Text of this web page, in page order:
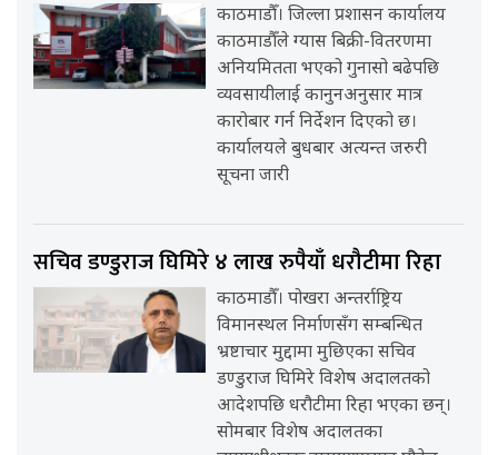
काठमाडौँ। जिल्ला प्रशासन कार्यालय
काठमाडौँले ग्यास बिक्री-वितरणमा
अनियमितता भएको गुनासो बढेपछि
व्यवसायीलाई कानुनअनुसार मात्र
कारोबार गर्न निर्देशन दिएको छ।
कार्यालयले बुधबार अत्यन्त जरुरी
सूचना जारी
सचिव डण्डुराज घिमिरे ४ लाख रुपैयाँ धरौटीमा रिहा
काठमाडौँ। पोखरा अन्तर्राष्ट्रिय
विमानस्थल निर्माणसँग सम्बन्धित
भ्रष्टाचार मुद्दामा मुछिएका सचिव
डण्डुराज घिमिरे विशेष अदालतको
आदेशपछि धरौटीमा रिहा भएका छन्।
सोमबार विशेष अदालतका